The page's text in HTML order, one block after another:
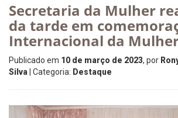
Secretaria da Mulher
da tarde em
Internacional da
Publicado em 10 de março de 2023, por
Silva | Categoria: Destaque